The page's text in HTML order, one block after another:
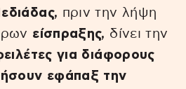
πριν την λήψη
είσπραξης, δίνει την
για διάφορους
εφάπαξ την